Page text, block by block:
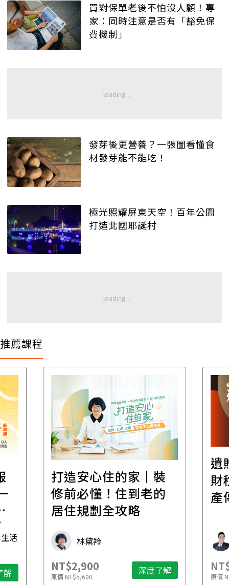
買對保單老後不怕沒人顧！專
家：同時注意是否有「豁免保
費機制」
發芽後更營養？一張圖看懂食
材發芽能不能吃！
極光照耀屏東天空！百年公園
打造北國耶誕村
推薦課程
活
解
打造安心住的家｜裝
修前必懂！住到老的
居住規劃全攻略
林黛羚
NT$2,900
原價NT$5,600 深度了解
遺
財
產
原價